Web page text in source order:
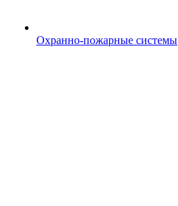
Охранно-пожарные системы